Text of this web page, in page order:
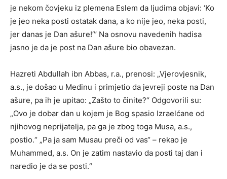
je nekom čovjeku iz plemena Eslem da ljudima objavi: ‘Ko
je jeo neka posti ostatak dana, a ko nije jeo, neka posti,
jer danas je Dan ašure!“’ Na osnovu navedenih hadisa
jasno je da je post na Dan ašure bio obavezan.
Hazreti Abdullah ibn Abbas, r.a., prenosi: „Vjerovjesnik,
a.s., je došao u Medinu i primjetio da jevreji poste na Dan
ašure, pa ih je upitao: „Zašto to činite?“ Odgovorili su:
„Ovo je dobar dan u kojem je Bog spasio Izraelćane od
njihovog neprijatelja, pa ga je zbog toga Musa, a.s.,
postio.“ „Pa ja sam Musau preči od vas“ – rekao je
Muhammed, a.s. On je zatim nastavio da posti taj dan i
naredio je da se posti.“